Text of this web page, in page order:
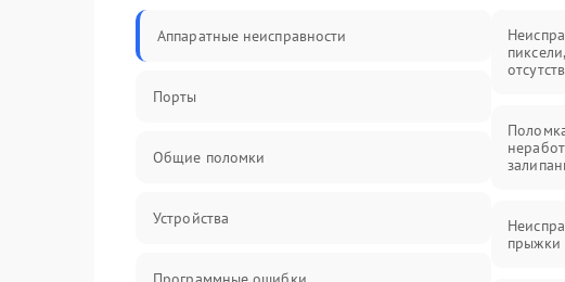
Аппаратные неисправности
Порты
Общие поломки
Устройства
прыжки